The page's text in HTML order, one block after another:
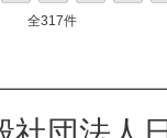
全317件